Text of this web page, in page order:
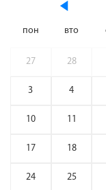
пон вто
27 28
3 4
10 11
17 18
24 25